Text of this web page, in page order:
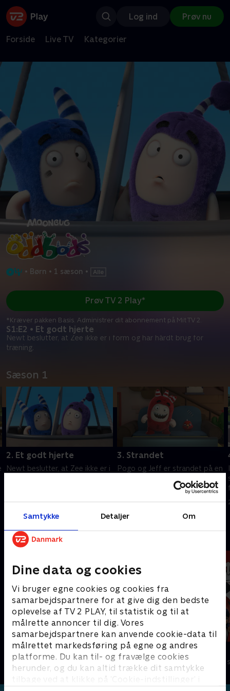
Samtykke Detaljer Om
Dine data og cookies
Vi bruger egne cookies og cookies fra
samarbejdspartnere for at give dig den bedste
oplevelse af TV 2 PLAY, til statistik og til at
målrette annoncer til dig. Vores
samarbejdspartnere kan anvende cookie-data til
målrettet markedsføring på egne og andres
platforme. Du kan til- og fravælge cookies
herunder, og du kan altid trække dit samtykke
tilbage ved at klikke på ’Cookie-indstillinger’ i
Log ind Prøv nu
Forside Live TV Kategorier
• Børn • 1 sæson •
S1:E2 • Et godt hjerte
Newt beslutter, at Zee ikke er i form og har hårdt brug for
træning.
Prøv TV 2 Play*
*Kræver pakken Basis. Administrer dit abonnement på Mit TV 2.
Sæson 1
2. Et godt hjerte
Newt beslutter, at Zee ikke er i
2. august 2025 • 7 min
3. Strandet
Pogo og Jeff er strandet på en
2. august 2025 • 7 min
Andre så også
Minibods
Børneserier • 1 sæsoner
Miraculous
Børneserier • 3